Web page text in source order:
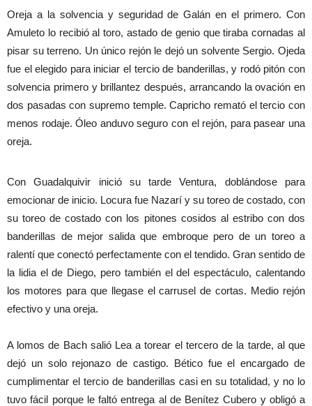
Oreja a la solvencia y seguridad de Galán en el primero. Con
Amuleto lo recibió al toro, astado de genio que tiraba cornadas al
pisar su terreno. Un único rejón le dejó un solvente Sergio. Ojeda
fue el elegido para iniciar el tercio de banderillas, y rodó pitón con
solvencia primero y brillantez después, arrancando la ovación en
dos pasadas con supremo temple. Capricho remató el tercio con
menos rodaje. Óleo anduvo seguro con el rejón, para pasear una
oreja.
Con Guadalquivir inició su tarde Ventura, doblándose para
emocionar de inicio. Locura fue Nazarí y su toreo de costado, con
su toreo de costado con los pitones cosidos al estribo con dos
banderillas de mejor salida que embroque pero de un toreo a
ralentí que conectó perfectamente con el tendido. Gran sentido de
la lidia el de Diego, pero también el del espectáculo, calentando
los motores para que llegase el carrusel de cortas. Medio rejón
efectivo y una oreja.
A lomos de Bach salió Lea a torear el tercero de la tarde, al que
dejó un solo rejonazo de castigo. Bético fue el encargado de
cumplimentar el tercio de banderillas casi en su totalidad, y no lo
tuvo fácil porque le faltó entrega al de Benítez Cubero y obligó a